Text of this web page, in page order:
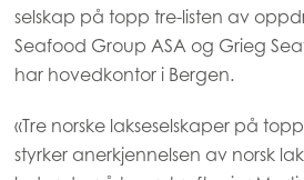
Mowi Belgium (NL)
Mowi Czechia (CZ)
Mowi Faroe Islands
selskap på topp tre-listen av
Seafood Group ASA og Grieg
har hovedkontor i Bergen.
«Tre norske lakseselskaper på
styrker anerkjennelsen av norsk